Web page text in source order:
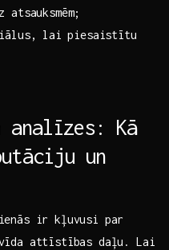
lai piesaistītu
analīzes: Kā
un
ir kļuvusi‌ par
attīstības daļu. Lai